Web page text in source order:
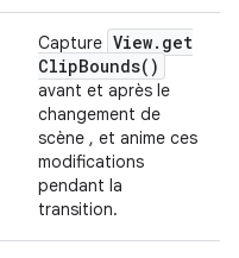
Capture View. get
ClipBounds( )
avant et après le
changement de
scène , et anime ces
modifications
pendant la
transition.